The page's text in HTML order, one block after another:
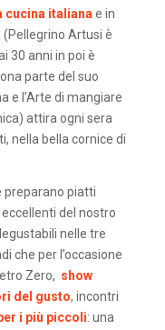
cucina italianae in
Artusi è
30 anni in poi è
parte del suo
e l’Arte di mangiare
attira ogni sera
nella bella cornice di
preparano piatti
del nostro
nelle tre
che per l’occasione
Zero, show
del gusto, incontri
i più piccoli: una